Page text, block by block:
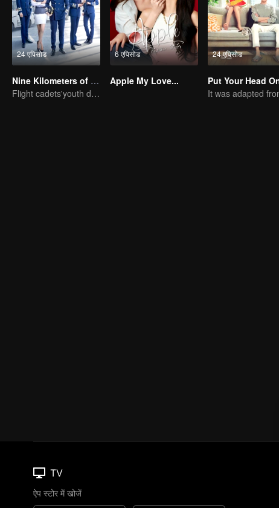
24 एपिसोड
Nine Kilometers of Love
Flight cadets'youth dream-driven journey
6 एपिसोड
Apple My Love...
24 एपिसोड
TV
ऐप स्टोर में खोजें